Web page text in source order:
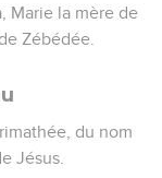
Marie la mère de
Zébédée.
du nom
Jésus.